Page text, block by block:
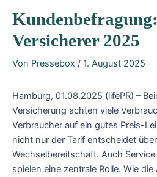
Versicherer 2025
Von Pressebox / 1. August 2025
Hamburg, 01.08.2025 (lifePR) –
Versicherung achten viele
Verbraucher auf ein gutes Preis-
nicht nur der Tarif entscheidet
Wechselbereitschaft. Auch
spielen eine zentrale Rolle. Wie die